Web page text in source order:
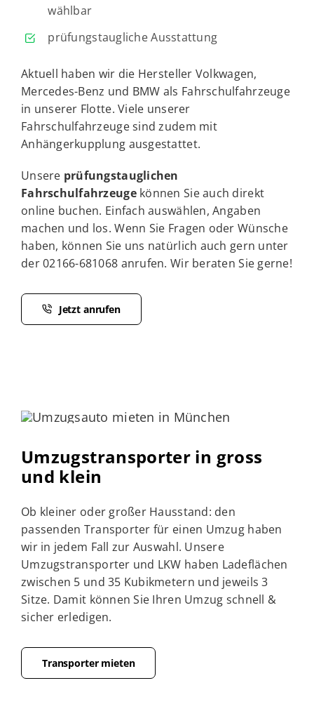
wählbar
prüfungstaugliche Ausstattung
Aktuell haben wir die Hersteller Volkwagen,
Mercedes-Benz und BMW als Fahrschulfahrzeuge
in unserer Flotte. Viele unserer
Fahrschulfahrzeuge sind zudem mit
Anhängerkupplung ausgestattet.
Unsere prüfungstauglichen
Fahrschulfahrzeugekönnen Sie auch direkt
online buchen. Einfach auswählen, Angaben
machen und los. Wenn Sie Fragen oder Wünsche
haben, können Sie uns natürlich auch gern unter
der 02166-681068 anrufen. Wir beraten Sie gerne!
Jetzt anrufen
Umzugstransporter in gross
und klein
Ob kleiner oder großer Hausstand: den
passenden Transporter für einen Umzug haben
wir in jedem Fall zur Auswahl. Unsere
Umzugstransporter und LKW haben Ladeflächen
zwischen 5 und 35 Kubikmetern und jeweils 3
Sitze. Damit können Sie Ihren Umzug schnell &
sicher erledigen.
Transporter mieten